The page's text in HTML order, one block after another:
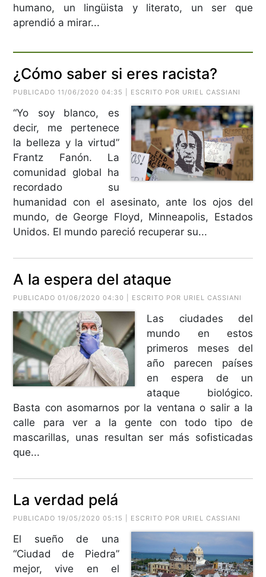
humano, un lingüista y literato, un ser que
aprendió a mirar...
¿Cómo saber si eres racista?
PUBLICADO 11/06/2020 04:35 | ESCRITO POR URIEL CASSIANI
“Yo soy blanco, es
decir, me pertenece
la belleza y la virtud”
Frantz Fanón. La
comunidad global ha
recordado su
humanidad con el asesinato, ante los ojos del
mundo, de George Floyd, Minneapolis, Estados
Unidos. El mundo pareció recuperar su...
A la espera del ataque
PUBLICADO 01/06/2020 04:30 | ESCRITO POR URIEL CASSIANI
Las ciudades del
mundo en estos
primeros meses del
año parecen países
en espera de un
ataque biológico.
Basta con asomarnos por la ventana o salir a la
calle para ver a la gente con todo tipo de
mascarillas, unas resultan ser más sofisticadas
que...
La verdad pelá
PUBLICADO 19/05/2020 05:15 | ESCRITO POR URIEL CASSIANI
El sueño de una
“Ciudad de Piedra”
mejor, vive en el